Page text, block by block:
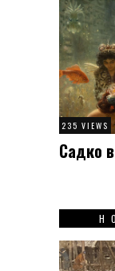
235 VIEWS
Садко